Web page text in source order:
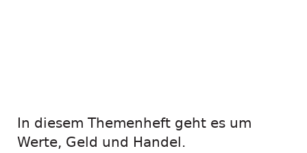
In diesem Themenheft geht es um
Werte, Geld und Handel.